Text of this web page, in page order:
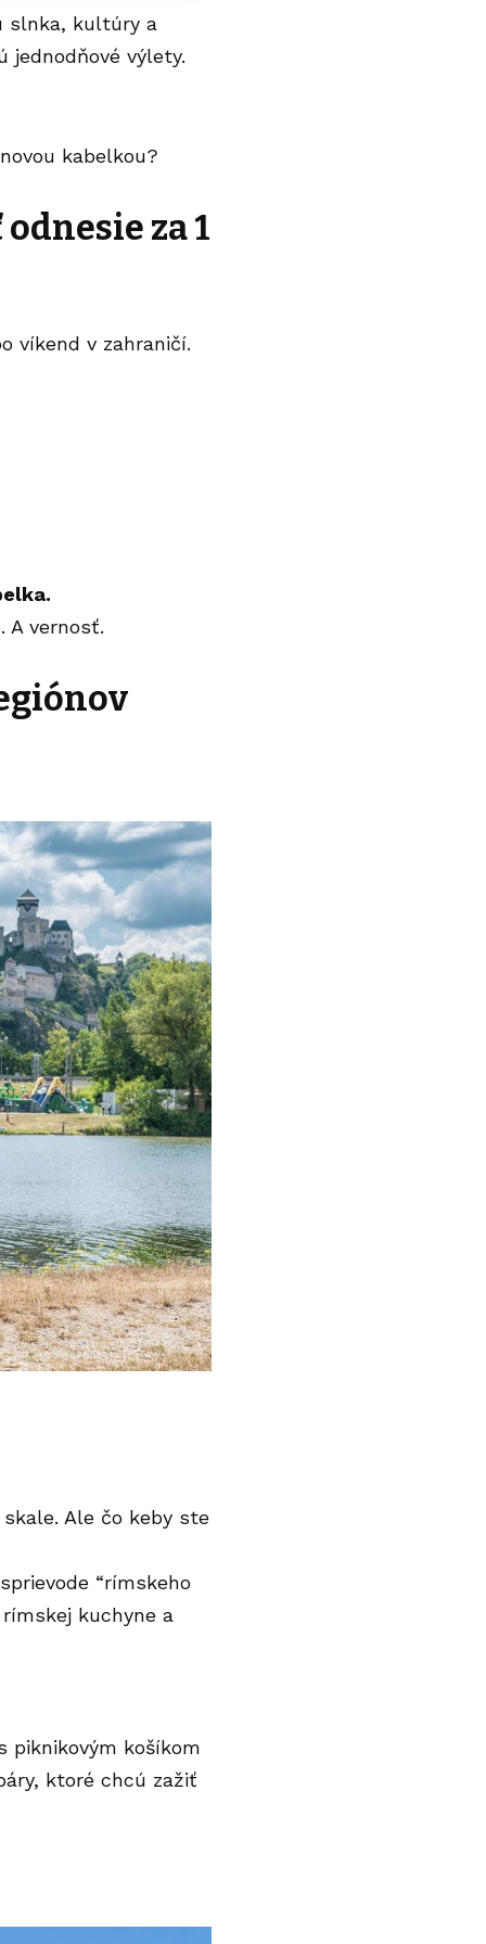
slnka, kultúry a
jednodňové výlety.
kabelkou?
za 1
víkend v zahraničí.
A vernosť.
Ale čo keby ste
“rímskeho
kuchyne a
piknikovým košíkom
ktoré chcú zažiť